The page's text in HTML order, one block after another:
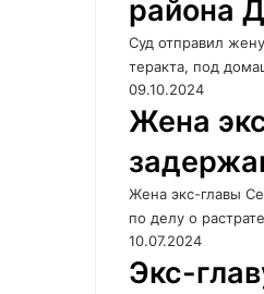
района
Суд отправил
теракта, под
09.10.2024
Жена
Жена экс-главы
по делу о
10.07.2024
Экс-